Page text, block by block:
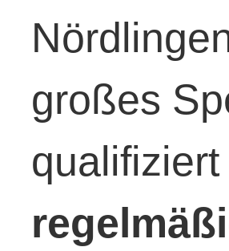
großes
qualifiziert